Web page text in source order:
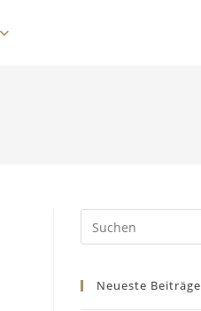
Neueste Beiträge